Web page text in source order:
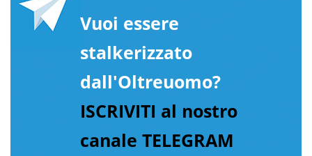
Vuoi essere
stalkerizzato
dall'Oltreuomo?
ISCRIVITI al nostro
canale TELEGRAM